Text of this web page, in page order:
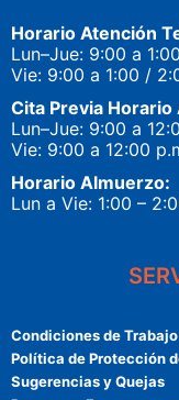
Horario Atención
Lun–Jue: 9:00 a
Vie: 9:00 a 1:00 /
Cita Previa
Lun–Jue: 9:00 a
Vie: 9:00 a 12:00
Horario Almuerzo:
Lun a Vie: 1:00 –
Condiciones de Trabajo
Política de Protección
Sugerencias y Quejas